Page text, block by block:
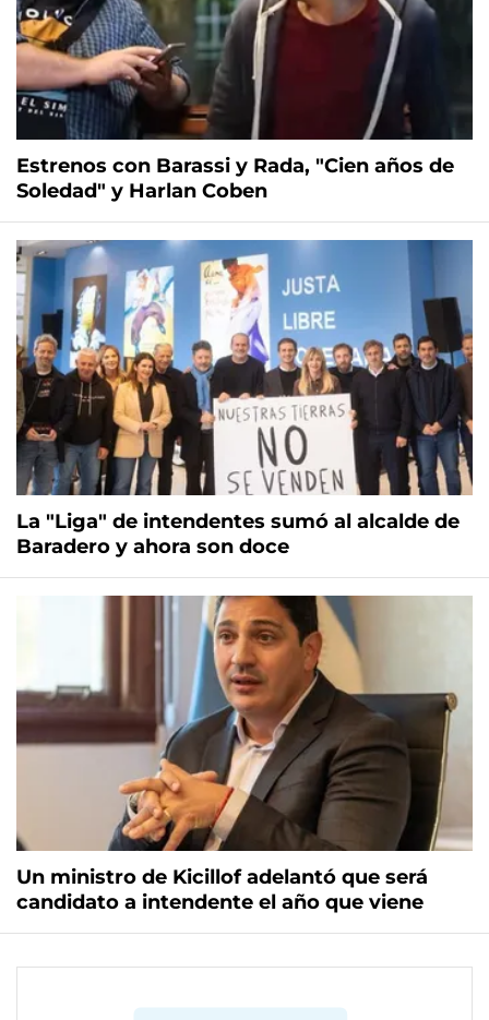
Estrenos con Barassi y Rada, "Cien años de
Soledad" y Harlan Coben
La "Liga" de intendentes sumó al alcalde de
Baradero y ahora son doce
Un ministro de Kicillof adelantó que será
candidato a intendente el año que viene